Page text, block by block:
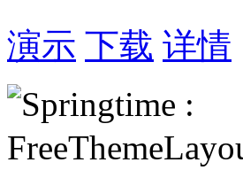
演示 下载 详情